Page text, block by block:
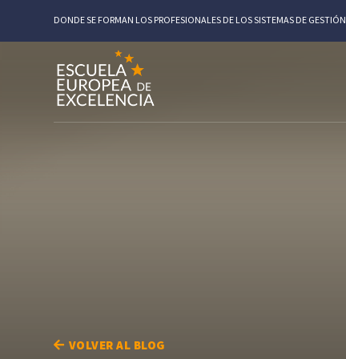
DONDE SE FORMAN LOS PROFESIONALES DE LOS SISTEMAS DE GESTIÓN
VOLVER AL BLOG